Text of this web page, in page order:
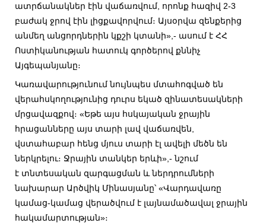
ատրճանակներ էին վաճառվում, որոնք հազիվ 2-3
բաժակ ջրով էին լիցքավորվում։ Այսօրվա զենքերից
անմեղ անցորդներին կքշի կտանի»,- ասում է ՀՀ
Ոստիկանության հատուկ գործերով քննիչ
Այգեպանյանը։
Կառավարությունում նույնպես մտահոգված են
վերահսկողությունից դուրս եկած զինատեսակների
մրցավազքով։ «Եթե այս հսկայական ջրային
հրացանները այս տարի լավ վաճառվեն,
վստահաբար հենց մյուս տարի էլ ավելի մեծն են
ներկրելու։ Ջրային տանկեր երևի»,- նշում
է տնտեսական զարգացման և ներդրումների
նախարար Արծվիկ Մինասյանը՝ «Վարդավառը
կամաց-կամաց վերածվում է լայնամածավալ ջրային
հակամարտության»։